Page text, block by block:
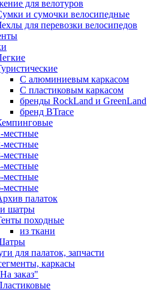
для велотуров
и сумочки велосипедные
для перевозки велосипедов
С алюминиевым каркасом
С пластиковым каркасом
бренды RockLand и GreenLand
бренд BTrace
местные
местные
местные
местные
местные
местные
палаток
шатры
походные
из ткани
для палаток, запчасти
каркасы
заказ"